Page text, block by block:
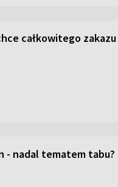
całkowitego zakazu
- nadal tematem tabu?